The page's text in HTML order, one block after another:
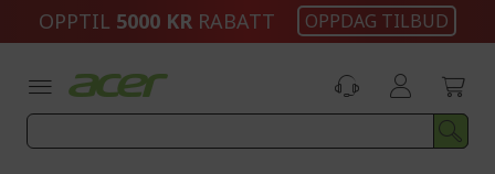
OPPTIL 5000 KR RABATT OPPDAG TILBUD